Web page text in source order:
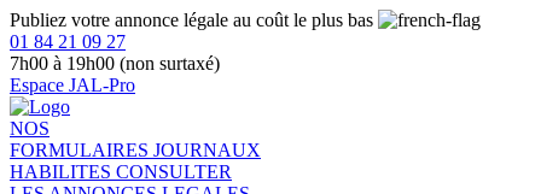
Publiez votre annonce légale au coût le plus bas
01 84 21 09 27
7h00 à 19h00 (non surtaxé)
Espace JAL-Pro
NOS
FORMULAIRES JOURNAUX
HABILITES CONSULTER